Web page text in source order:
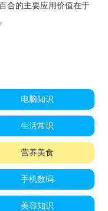
合的主要应用价值在于
电脑知识
生活常识
营养美食
手机数码
美容知识